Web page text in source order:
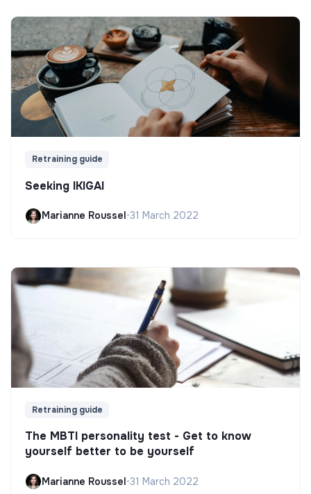
Retraining guide
Seeking IKIGAI
Marianne Roussel•31 March 2022
Retraining guide
The MBTI personality test - Get to know
yourself better to be yourself
Marianne Roussel•31 March 2022